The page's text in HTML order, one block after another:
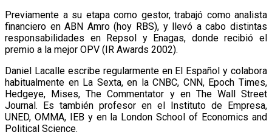
Previamente a su etapa como gestor, trabajó como analista
financiero en ABN Amro (hoy RBS), y llevó a cabo distintas
responsabilidades en Repsol y Enagas, donde recibió el
premio a la mejor OPV (IR Awards 2002).
Daniel Lacalle escribe regularmente en El Español y colabora
habitualmente en La Sexta, en la CNBC, CNN, Epoch Times,
Hedgeye, Mises, The Commentator y en The Wall Street
Journal. Es también profesor en el Instituto de Empresa,
UNED, OMMA, IEB y en la London School of Economics and
Political Science.